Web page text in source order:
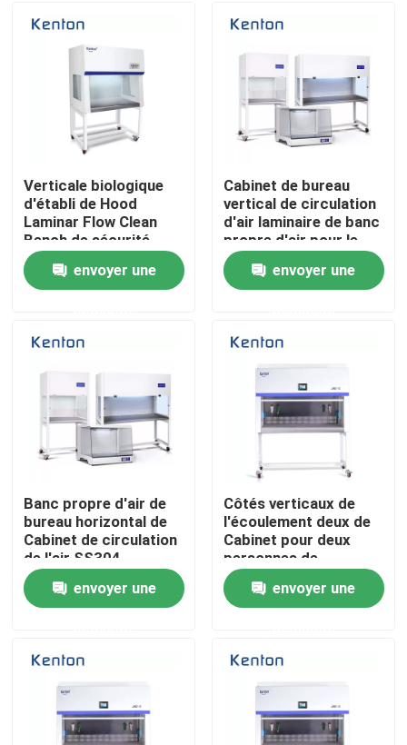
Aperçu
Produits
A propos de nous
Visite d'usine
Contrôle de la qualité
Contact
nouvelles
Four de séchage industriel
Verticale biologique
d'établi de Hood
Laminar Flow Clean
Bench de sécurité
horizontale
envoyer une
Cabinet de bureau
vertical de circulation
d'air laminaire de banc
propre d'air pour le
laboratoire médical
envoyer une
Banc propre d'air de
bureau horizontal de
Cabinet de circulation
de l'air SS304
laminaire pour le
laboratoireenvoyer une
Côtés verticaux de
l'écoulement deux de
Cabinet pour deux
personnes de
circulation d'air
laminaireenvoyer une